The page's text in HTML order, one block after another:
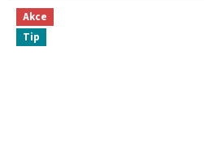
Akce
Tip